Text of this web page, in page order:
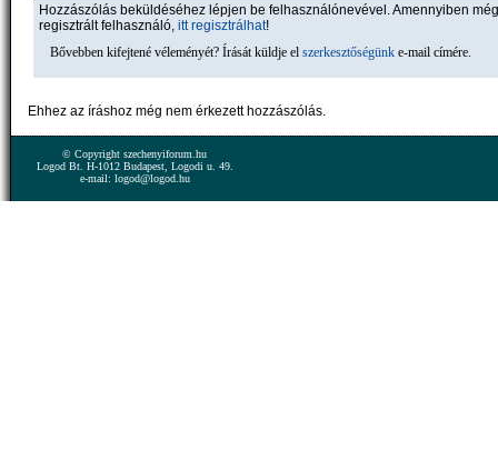
Hozzászólás beküldéséhez lépjen be felhasználónevével. Amennyiben
regisztrált felhasználó, itt regisztrálhat!
Bővebben kifejtené véleményét? Írását küldje el szerkesztőségünk e-mail címére.
Ehhez az íráshoz még nem érkezett hozzászólás.
© Copyright szechenyiforum.hu
Logod Bt. H-1012 Budapest, Logodi u. 49.
e-mail: logod@logod.hu